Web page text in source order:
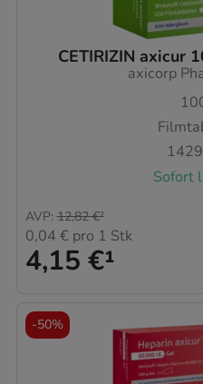
CETIRIZIN axicur
axicorp
Sofort
4,15 €¹
AVP: 12,82 €²
0,04 € pro 1 Stk
-50%